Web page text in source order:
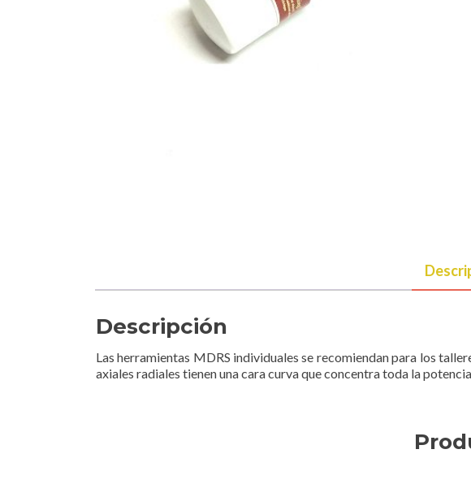
Descripción
Las herramientas MDRS individuales se recomiendan para los
axiales radiales tienen una cara curva que concentra toda la